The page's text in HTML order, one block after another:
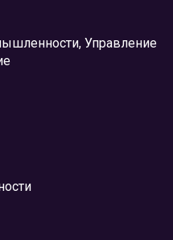
Управление